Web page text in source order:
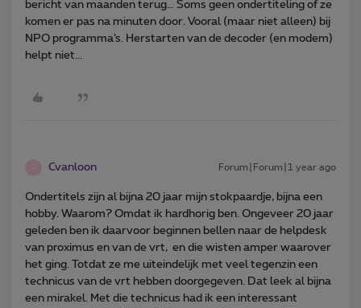
bericht van maanden terug… Soms geen ondertiteling of ze
komen er pas na minuten door. Vooral (maar niet alleen) bij
NPO programma’s. Herstarten van de decoder (en modem)
helpt niet...
Cvanloon Forum|Forum|1 year ago
Ondertitels zijn al bijna 20 jaar mijn stokpaardje, bijna een
hobby. Waarom? Omdat ik hardhorig ben. Ongeveer 20 jaar
geleden ben ik daarvoor beginnen bellen naar de helpdesk
van proximus en van de vrt, en die wisten amper waarover
het ging. Totdat ze me uiteindelijk met veel tegenzin een
technicus van de vrt hebben doorgegeven. Dat leek al bijna
een mirakel. Met die technicus had ik een interessant